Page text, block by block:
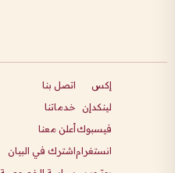
إكس
لينكدإن
فيسبوك
انستغرام
اتصل بنا
خدماتنا
أعلن معنا
اشترك في البيان